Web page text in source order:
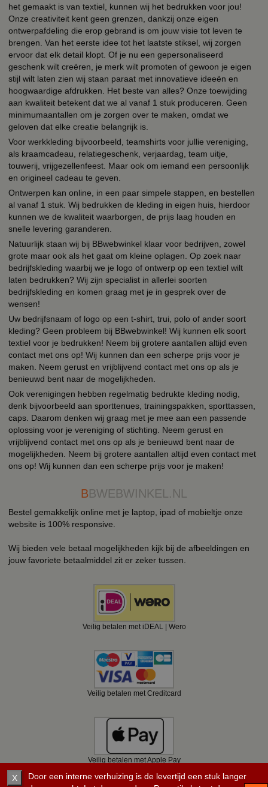
het gemaakt is van textiel, kunnen wij het bedrukken voor jou!
Onze creativiteit kent geen grenzen, dankzij onze eigen
ontwerpafdeling die erop gebrand is om jouw visie tot leven te
brengen. Van het eerste idee tot het laatste stiksel, wij zorgen
ervoor dat elk detail klopt. Of je nu een gepersonaliseerd
geschenk wilt creëren, je merk wilt promoten of gewoon je eigen
stijl wilt laten zien wij staan paraat met innovatieve ideeën en
hoogwaardige afdrukken. Het beste van alles? Onze toewijding
aan kwaliteit betekent dat we al vanaf 1 stuk produceren. Geen
minimumaantallen om je zorgen over te maken, omdat we
geloven dat elke creatie belangrijk is.
Voor werkkleding bijvoorbeeld, teamshirts voor jullie vereniging,
als kraamcadeau, relatiegeschenk, verjaardag, team uitje,
touwerij, vrijgezellenfeest. Maar ook om iemand een persoonlijk
en origineel cadeau te geven.
Ontwerpen kan online, in een paar simpele stappen, en bestellen
al vanaf 1 stuk. Wij bedrukken de kleding in eigen huis, hierdoor
kunnen we de kwaliteit waarborgen, de prijs laag houden en
snelle levering garanderen.
Natuurlijk staan wij bij BBwebwinkel klaar voor bedrijven, zowel
grote maar ook als het gaat om kleine oplagen. Op zoek naar
bedrijfskleding waarbij we je logo of ontwerp op een textiel wilt
laten bedrukken? Wij zijn specialist in allerlei soorten
bedrijfskleding en komen graag met je in gesprek over de
wensen!
Uw bedrijfsnaam of logo op een t-shirt, trui, polo of ander soort
kleding? Geen probleem bij BBwebwinkel! Wij kunnen elk soort
textiel voor je bedrukken! Neem bij grotere aantallen altijd even
contact met ons op! Wij kunnen dan een scherpe prijs voor je
maken. Neem gerust en vrijblijvend contact met ons op als je
benieuwd bent naar de mogelijkheden.
Ook verenigingen hebben regelmatig bedrukte kleding nodig,
denk bijvoorbeeld aan sporttenues, trainingspakken, sporttassen,
caps. Daarom denken wij graag met je mee aan een passende
oplossing voor je vereniging of stichting. Neem gerust en
vrijblijvend contact met ons op als je benieuwd bent naar de
mogelijkheden. Neem bij grotere aantallen altijd even contact met
ons op! Wij kunnen dan een scherpe prijs voor je maken!
BBWEBWINKEL.NL
Bestel gemakkelijk online met je laptop, ipad of mobieltje onze
website is 100% responsive.
Wij bieden vele betaal mogelijkheden kijk bij de afbeeldingen en
jouw favoriete betaalmiddel zit er zeker tussen.
Veilig betalen met iDEAL | Wero
Veilig betalen met Creditcard
Veilig betalen met Apple Pay
X
Door een interne verhuizing is de levertijd een stuk langer